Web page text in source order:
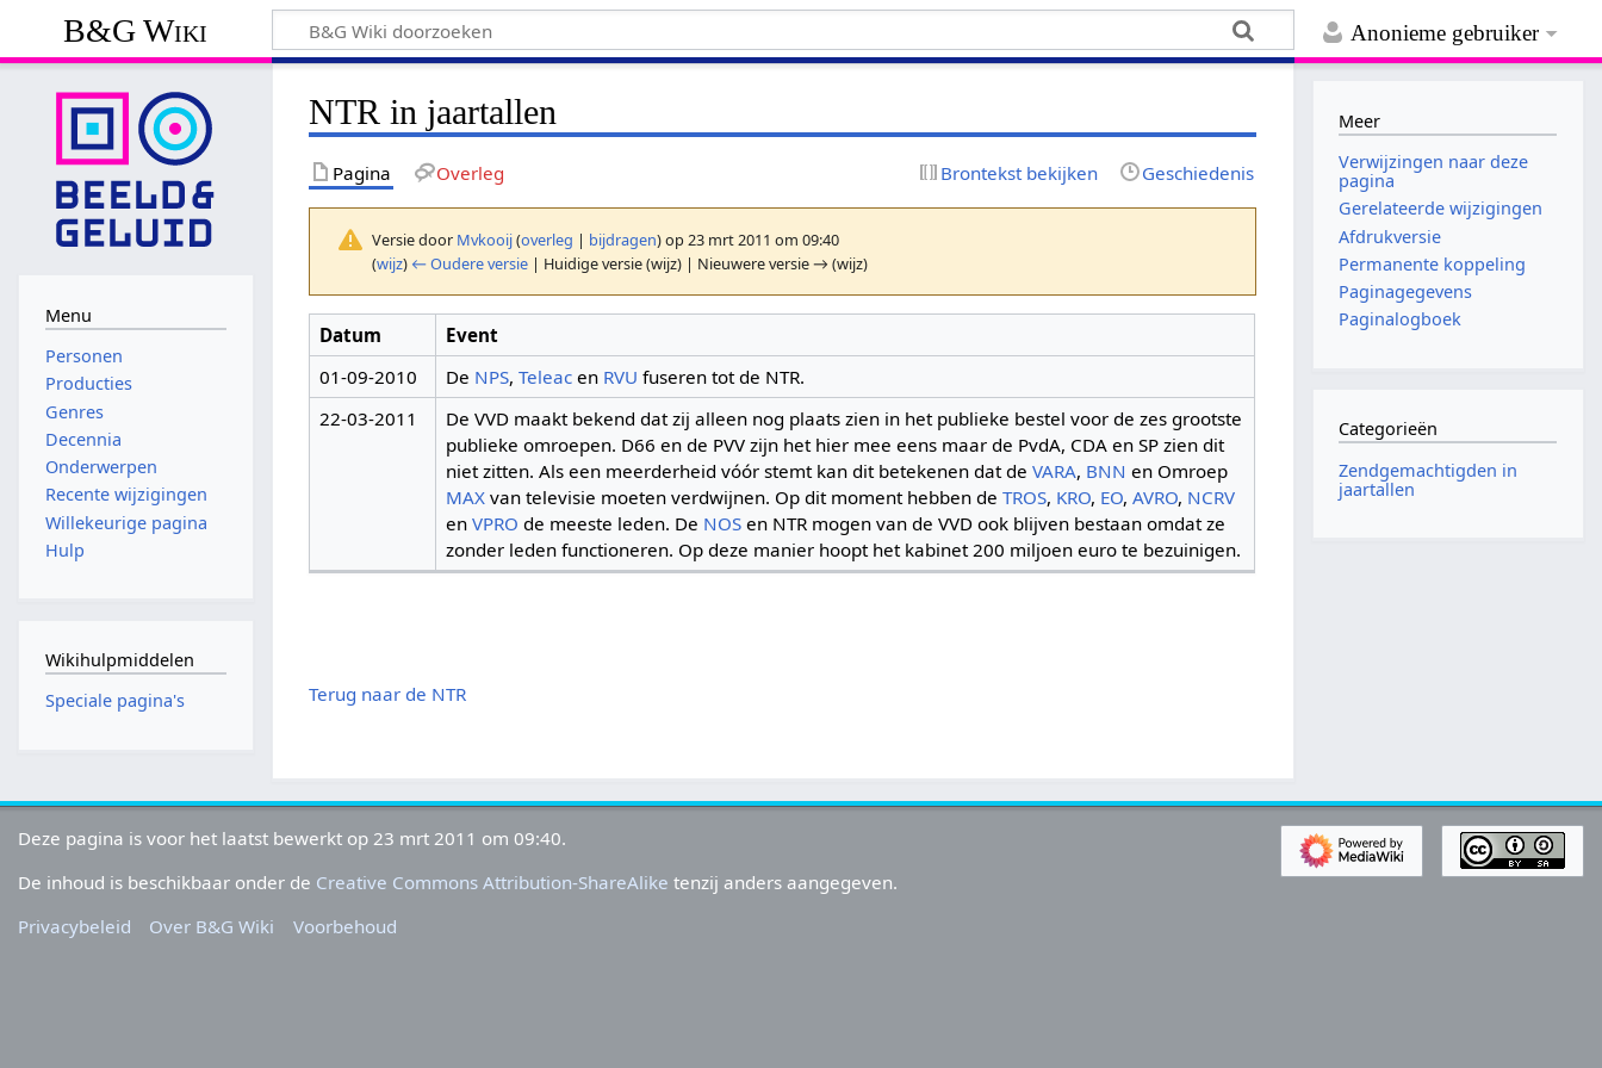
Anonieme gebruiker
B&G Wiki
NTR in jaartallen
Pagina Overleg Brontekst bekijken Geschiedenis
Versie door Mvkooij(overleg | bijdragen)op 23 mrt 2011 om 09:40
(wijz) ← Oudere versie | Huidige versie (wijz) | Nieuwere versie → (wijz)
Datum
Event
01-09-2010
De NPS, Teleacen RVU fuseren tot de NTR.
22-03-2011
De VVD maakt bekend dat zij alleen nog plaats zien in het publieke bestel voor de zes grootste
publieke omroepen. D66 en de PVV zijn het hier mee eens maar de PvdA, CDA en SP zien dit
niet zitten. Als een meerderheid vóór stemt kan dit betekenen dat de VARA, BNN en Omroep
MAXvan televisie moeten verdwijnen. Op dit moment hebben de TROS, KRO, EO, AVRO, NCRV
en VPRO de meeste leden. De NOSen NTR mogen van de VVD ook blijven bestaan omdat ze
zonder leden functioneren. Op deze manier hoopt het kabinet 200 miljoen euro te bezuinigen.
Terug naar de NTR
Menu
Personen
Producties
Genres
Decennia
Onderwerpen
Recente wijzigingen
Willekeurige pagina
Hulp
Wikihulpmiddelen
Speciale pagina's
Meer
Verwijzingen naar deze
pagina
Gerelateerde wijzigingen
Afdrukversie
Permanente koppeling
Paginagegevens
Paginalogboek
Categorieën
Zendgemachtigden in
jaartallen
Deze pagina is voor het laatst bewerkt op 23 mrt 2011 om 09:40.
De inhoud is beschikbaar onder de Creative Commons Attribution-ShareAlike tenzij anders aangegeven.
Privacybeleid
Over B&G Wiki Voorbehoud